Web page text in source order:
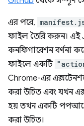
এর পরে,
ফাইল তৈরি করুন। এই
কনফিগারেশন বর্ণনা
ফাইলে একটি
Chrome-এর
করা উচিত এবং যখন
হয় তখন একটি পপআপে
করা উচিত।